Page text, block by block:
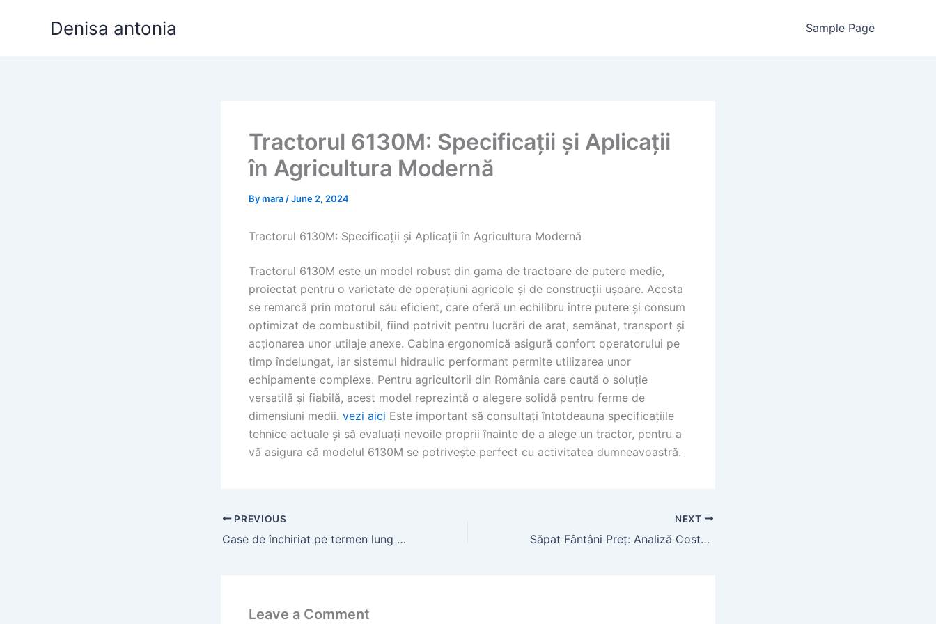
Denisa antonia Sample Page
Tractorul 6130M: Specificații și Aplicații
în Agricultura Modernă
Bymara /June 2, 2024
Tractorul 6130M: Specificații și Aplicații în Agricultura Modernă
Tractorul 6130M este un model robust din gama de tractoare de putere medie,
proiectat pentru o varietate de operațiuni agricole și de construcții ușoare. Acesta
se remarcă prin motorul său eficient, care oferă un echilibru între putere și consum
optimizat de combustibil, fiind potrivit pentru lucrări de arat, semănat, transport și
acționarea unor utilaje anexe. Cabina ergonomică asigură confort operatorului pe
timp îndelungat, iar sistemul hidraulic performant permite utilizarea unor
echipamente complexe. Pentru agricultorii din România care caută o soluție
versatilă și fiabilă, acest model reprezintă o alegere solidă pentru ferme de
dimensiuni medii. vezi aici Este important să consultați întotdeauna specificațiile
tehnice actuale și să evaluați nevoile proprii înainte de a alege un tractor, pentru a
vă asigura că modelul 6130M se potrivește perfect cu activitatea dumneavoastră.
PREVIOUS
Case de închiriat pe termen lung | Apartamente studiouri
NEXT
Săpat Fântâni Preț: Analiză Costuri și Factori de Influență
Leave a Comment